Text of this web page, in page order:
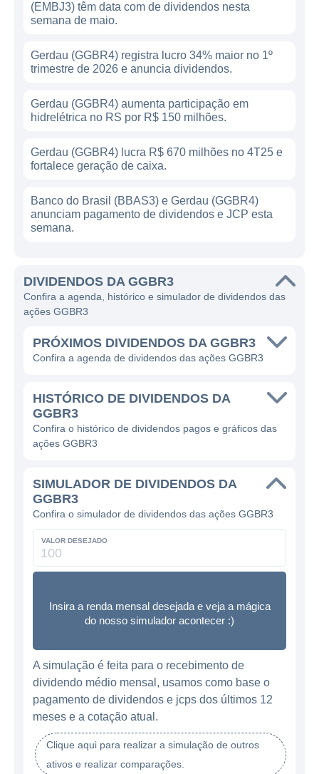
(EMBJ3) têm data com de dividendos nesta
semana de maio.
Gerdau (GGBR4) registra lucro 34% maior no 1º
trimestre de 2026 e anuncia dividendos.
Gerdau (GGBR4) aumenta participação em
hidrelétrica no RS por R$ 150 milhões.
Gerdau (GGBR4) lucra R$ 670 milhões no 4T25 e
fortalece geração de caixa.
Banco do Brasil (BBAS3) e Gerdau (GGBR4)
anunciam pagamento de dividendos e JCP esta
semana.
DIVIDENDOS DA GGBR3
Confira a agenda, histórico e simulador de dividendos das
ações GGBR3
PRÓXIMOS DIVIDENDOS DA GGBR3
Confira a agenda de dividendos das ações GGBR3
HISTÓRICO DE DIVIDENDOS DA
GGBR3
Confira o histórico de dividendos pagos e gráficos das
ações GGBR3
SIMULADOR DE DIVIDENDOS DA
GGBR3
Confira o simulador de dividendos das ações GGBR3
VALOR DESEJADO
Insira a renda mensal desejada e veja a mágica
do nosso simulador acontecer :)
A simulação é feita para o recebimento de
dividendo médio mensal, usamos como base o
pagamento de dividendos e jcps dos últimos 12
meses e a cotação atual.
Clique aqui para realizar a simulação de outros
ativos e realizar comparações.